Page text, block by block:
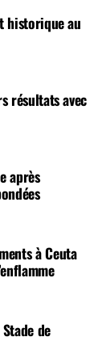
historique au
résultats avec
après
à Ceuta
de